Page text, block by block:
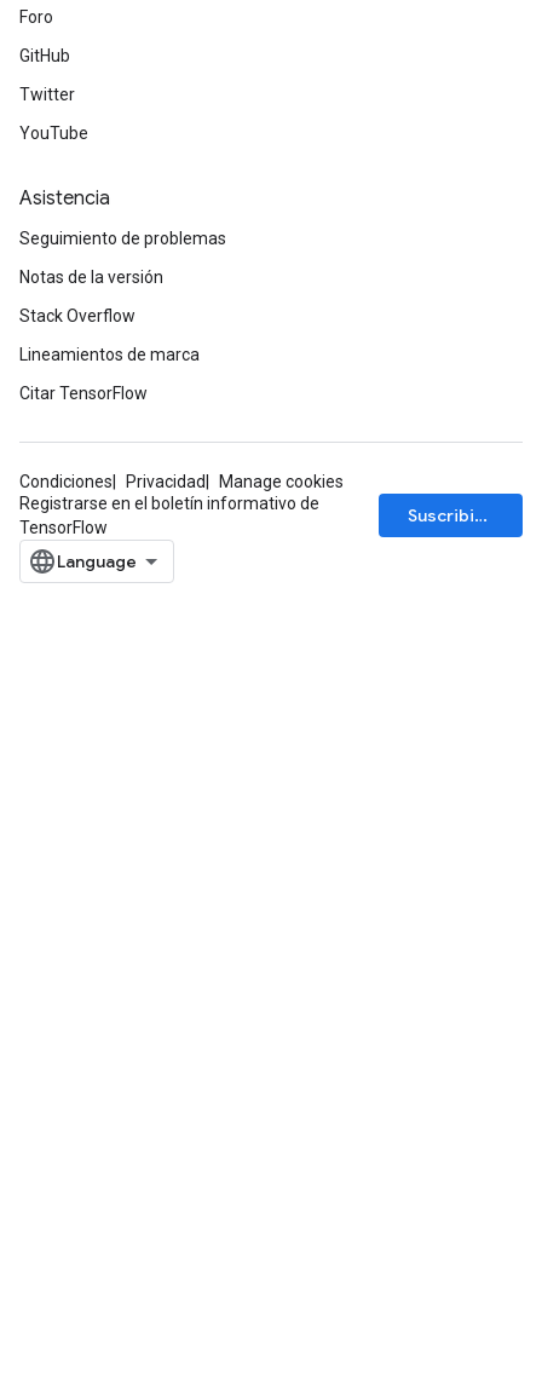
Foro
GitHub
Twitter
YouTube
Asistencia
Seguimiento de problemas
Notas de la versión
Stack Overflow
Lineamientos de marca
Citar TensorFlow
Condiciones Privacidad
Manage cookies
Registrarse en el boletín informativo de
TensorFlow
Suscribirse